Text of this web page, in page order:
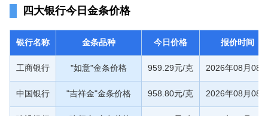
四大银行今日金条价格
银行名称 金条品种 今日价格 报价时间
工商银行 "如意"金条价格 959.29元/克 2026年08月08
中国银行 "吉祥金"金条价格 958.80元/克 2026年08月08